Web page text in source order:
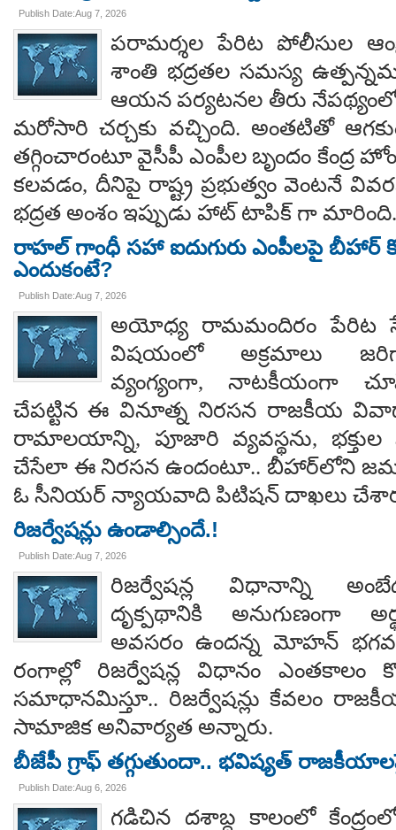
Publish Date:Aug 7, 2026
పరామర్శల పేరిట పోలీసుల
శాంతి భద్రతల సమస్య
ఆయన పర్యటనల తీరు నేపథ్యంలో
మరోసారి చర్చకు వచ్చింది. అంతటితో
తగ్గించారంటూ వైసీపీ ఎంపీల బృందం కేంద్ర
కలవడం, దీనిపై రాష్ట్ర ప్రభుత్వం వెంటనే
భద్రత అంశం ఇప్పుడు హాట్ టాపిక్ గా మారింది.
రాహల్ గాంధీ సహా ఐదుగురు ఎంపీలపై బీహార్
ఎందుకంటే?
Publish Date:Aug 7, 2026
అయోధ్య రామమందిరం పేరిట
విషయంలో అక్రమాలు
వ్యంగ్యంగా, నాటకీయంగా
చేపట్టిన ఈ వినూత్న నిరసన రాజకీయ
రామాలయాన్ని, పూజారి వ్యవస్థను,
చేసేలా ఈ నిరసన ఉందంటూ.. బీహార్‌లోని
ఓ సీనియర్ న్యాయవాది పిటిషన్ దాఖలు
రిజర్వేషన్లు ఉండాల్సిందే.!
Publish Date:Aug 7, 2026
రిజర్వేషన్ల విధానాన్ని
దృక్పథానికి అనుగుణంగా
అవసరం ఉందన్న మోహన్
రంగాల్లో రిజర్వేషన్ల విధానం ఎంతకాలం
సమాధానమిస్తూ.. రిజర్వేషన్లు కేవలం
సామాజిక అనివార్యత అన్నారు.
బీజేపీ గ్రాఫ్ తగ్గుతుందా.. భవిష్యత్ రాజకీయాలపై
Publish Date:Aug 6, 2026
గడిచిన దశాబ్ద కాలంలో